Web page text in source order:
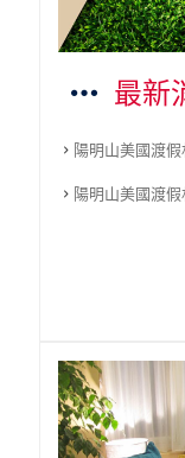
最新
陽明山美國渡
陽明山美國渡